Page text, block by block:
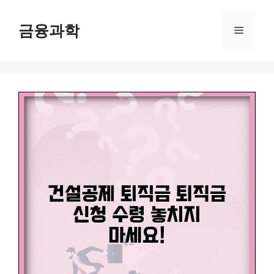
금융과학 메